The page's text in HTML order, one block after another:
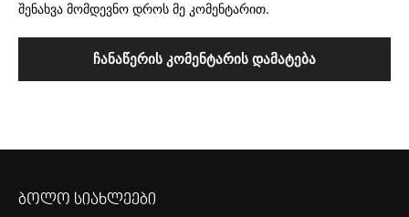
შენახვა მომდევნო დროს მე კომენტარით.
ბოლო სიახლეები